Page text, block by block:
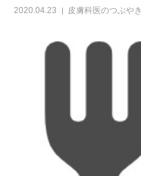
2020.04.23 皮膚科医のつぶやき